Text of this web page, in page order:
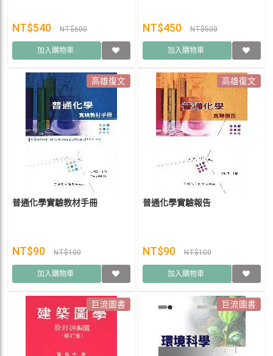
NT$540 NT$600
加入購物車
NT$450 NT$500
加入購物車
高雄復文
普通化學實驗教材手冊
NT$90 NT$100
加入購物車
高雄復文
普通化學實驗報告
NT$90 NT$100
加入購物車
巨流圖書 巨流圖書